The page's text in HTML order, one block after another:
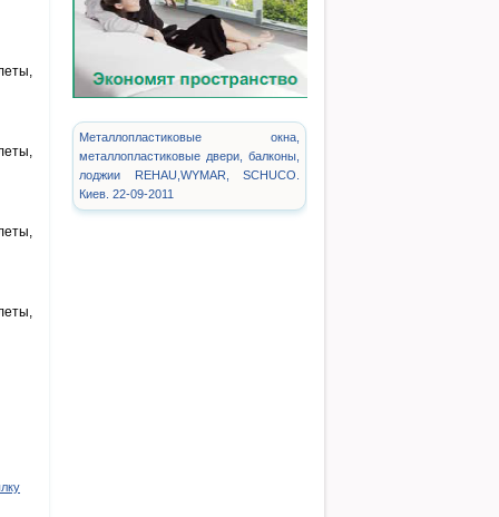
Металлопластиковые окна,
металлопластиковые двери, балконы,
лоджии REHAU,WYMAR, SCHUCO.
Киев. 22-09-2011